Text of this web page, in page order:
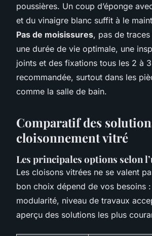
poussières. Un coup d’éponge
et du vinaigre blanc suffit à le
Pas de moisissures, pas de
une durée de vie optimale, une
joints et des fixations tous les 2 à
recommandée, surtout dans les
comme la salle de bain.
Comparatif des
cloisonnement vitré
Les principales options selon
Les cloisons vitrées ne se valent
bon choix dépend de vos besoins
modularité, niveau de travaux
aperçu des solutions les plus